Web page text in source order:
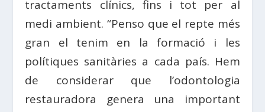
tractaments clínics, fins i tot per al
medi ambient. “Penso que el repte més
gran el tenim en la formació i les
polítiques sanitàries a cada país. Hem
de considerar que l’odontologia
restauradora genera una important